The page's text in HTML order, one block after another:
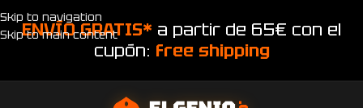
Skip to navigation
Skip to main content
ENVÍO GRATIS* a partir de 65€ con el
cupón: free shipping